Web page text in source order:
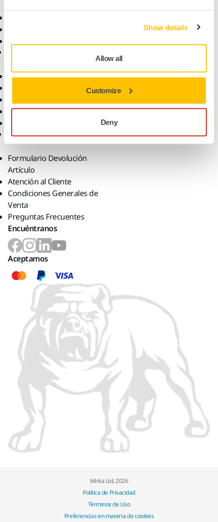
Show details
Allow all
Customize
Deny
Descargas
Centro de Ayuda
Acerca de Mirka
Quiénes somos
Contacta con nosotros
Para los Medios
Para Partners
Tienda Online
Formulario Devolución
Artículo
Atención al Cliente
Condiciones Generales de
Venta
Preguntas Frecuentes
Encuéntranos
Aceptamos
Mirka Ltd, 2026
Política de Privacidad
Términos de Uso
Preferencias en materia de cookies